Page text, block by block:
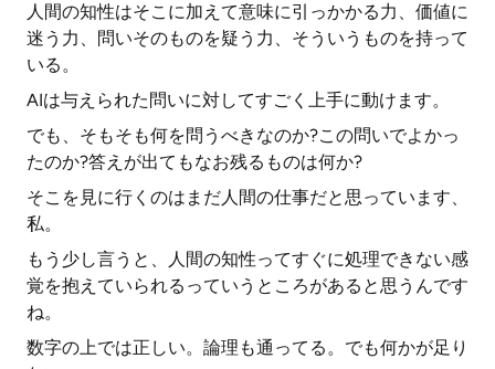
人間の知性はそこに加えて意味に引っかかる力、価値に
迷う力、問いそのものを疑う力、そういうものを持って
いる。
AIは与えられた問いに対してすごく上手に動けます。
でも、そもそも何を問うべきなのか?この問いでよかっ
たのか?答えが出てもなお残るものは何か?
そこを見に行くのはまだ人間の仕事だと思っています、
私。
もう少し言うと、人間の知性ってすぐに処理できない感
覚を抱えていられるっていうところがあると思うんです
ね。
数字の上では正しい。論理も通ってる。でも何かが足り